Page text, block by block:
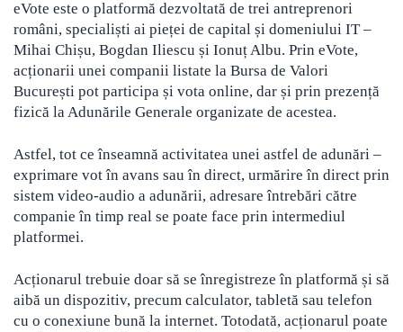
eVote este o platformă dezvoltată de trei antreprenori
români, specialiști ai pieței de capital și domeniului IT –
Mihai Chișu, Bogdan Iliescu și Ionuț Albu. Prin eVote,
acționarii unei companii listate la Bursa de Valori
București pot participa și vota online, dar și prin prezență
fizică la Adunările Generale organizate de acestea.
Astfel, tot ce înseamnă activitatea unei astfel de adunări –
exprimare vot în avans sau în direct, urmărire în direct prin
sistem video-audio a adunării, adresare întrebări către
companie în timp real se poate face prin intermediul
platformei.
Acționarul trebuie doar să se înregistreze în platformă și să
aibă un dispozitiv, precum calculator, tabletă sau telefon
cu o conexiune bună la internet. Totodată, acționarul poate